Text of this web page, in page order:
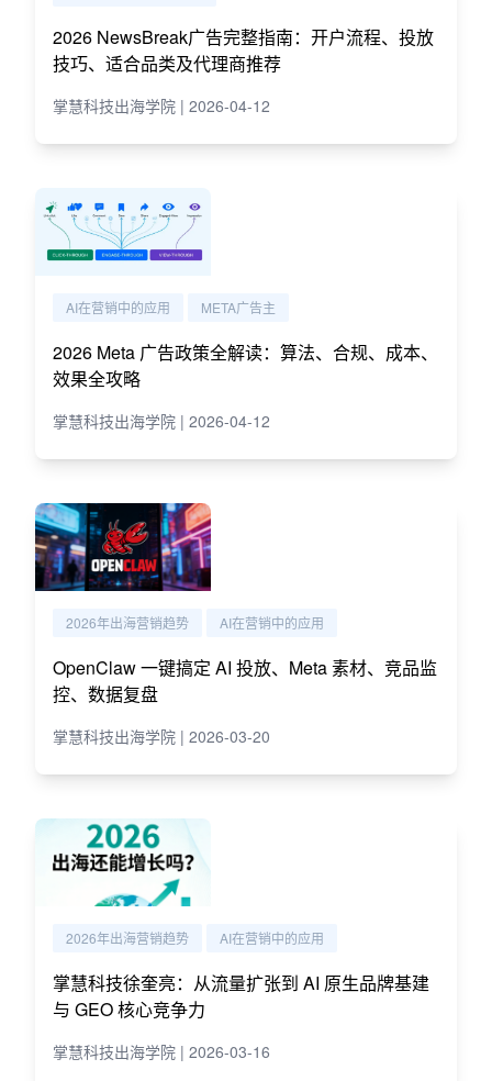
2026 NewsBreak广告完整指南：开户流程、投放
技巧、适合品类及代理商推荐
掌慧科技出海学院 | 2026-04-12
AI在营销中的应用 META广告主
2026 Meta 广告政策全解读：算法、合规、成本、
效果全攻略
掌慧科技出海学院 | 2026-04-12
2026年出海营销趋势 AI在营销中的应用
OpenClaw 一键搞定 AI 投放、Meta 素材、竞品监
控、数据复盘
掌慧科技出海学院 | 2026-03-20
2026年出海营销趋势 AI在营销中的应用
掌慧科技徐奎亮：从流量扩张到 AI 原生品牌基建
与 GEO 核心竞争力
掌慧科技出海学院 | 2026-03-16